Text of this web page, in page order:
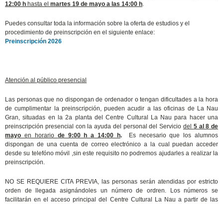
12:00 h hasta elmartes 19 de mayo a las 14:00 h.
Puedes consultar toda la información sobre la oferta de estudios y el
procedimiento de preinscripción en el siguiente enlace:
Preinscripción 2026
Atención al público presencial
Las personas que no dispongan de ordenador o tengan dificultades a la hora
de cumplimentar la preinscripción, pueden acudir a las oficinas de La Nau
Gran, situadas en la 2a planta del Centre Cultural La Nau para hacer una
preinscripción presencial con la ayuda del personal del Servicio del 5 al 8 de
mayo en horario de 9:00 h a 14:00 h.Es necesario que los alumnos
dispongan de una cuenta de correo electrónico a la cual puedan acceder
desde su telefóno móvil ,sin este requisito no podremos ajudarles a realizar la
preinscripción.
NO SE REQUIERE CITA PREVIA, las personas serán atendidas por estricto
orden de llegada asignándoles un número de ordren. Los números se
facilitarán en el acceso principal del Centre Cultural La Nau a partir de las